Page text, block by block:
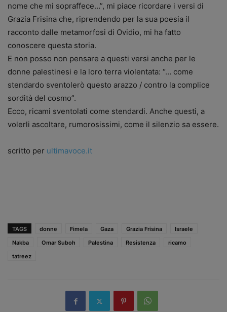
nome che mi sopraffece…”, mi piace ricordare i versi di
Grazia Frisina che, riprendendo per la sua poesia il
racconto dalle metamorfosi di Ovidio, mi ha fatto
conoscere questa storia.
E non posso non pensare a questi versi anche per le
donne palestinesi e la loro terra violentata: “… come
stendardo sventolerò questo arazzo / contro la complice
sordità del cosmo”.
Ecco, ricami sventolati come stendardi. Anche questi, a
volerli ascoltare, rumorosissimi, come il silenzio sa essere.
scritto per ultimavoce.it
TAGS donne Fimela Gaza Grazia Frisina
Israele
Nakba
Omar Suboh Palestina Resistenza
ricamo
tatreez